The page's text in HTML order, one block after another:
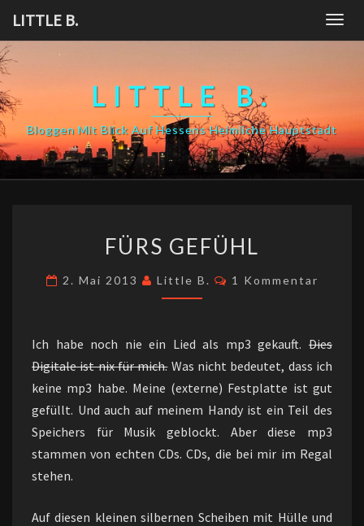
content
LITTLE B.
LITTLE B.
Bloggen Mit Blick Auf Hessens Heimliche Hauptstadt
GEFÜHL
FÜRS GEFÜHL
2. Mai 2013 Little B. Kommentare
1 Kommentar
Ich habe noch nie ein Lied als mp3 gekauft. Dies
Digitale ist nix für mich.Was nicht bedeutet, dass ich
keine mp3 habe. Meine (externe) Festplatte ist gut
gefüllt. Und auch auf meinem Handy ist ein Teil des
Speichers für Musik geblockt. Aber diese mp3
stammen von echten CDs. CDs, die bei mir im Regal
stehen.
Auf diesen kleinen silbernen Scheiben mit Hülle und